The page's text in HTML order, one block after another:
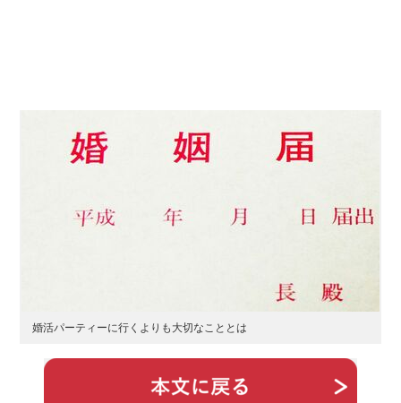
婚活パーティーに行くよりも大切なこととは